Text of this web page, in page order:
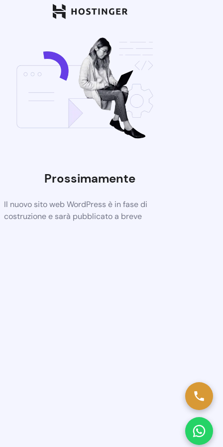
Prossimamente
Il nuovo sito web WordPress è in fase di
costruzione e sarà pubblicato a breve